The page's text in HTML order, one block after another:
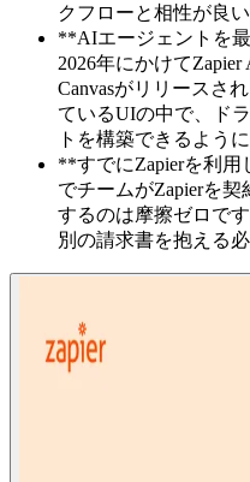
クフローと相性が良い
**AIエージェントを
2026年にかけてZapier
Canvasがリリースさ
ているUIの中で、ド
トを構築できるよう
**すでにZapierを利
でチームがZapierを
するのは摩擦ゼロで
別の請求書を抱える